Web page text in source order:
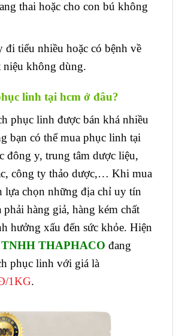
thai hoặc cho con bú không
đi tiểu nhiều hoặc có bệnh về
niệu không dùng.
linh tại hcm ở đâu?
phục linh được bán khá nhiều
bạn có thể mua phục linh tại
đông y, trung tâm dược liệu,
công ty thảo dược,… Khi mua
lựa chọn những địa chỉ uy tín
phải hàng giả, hàng kém chất
hưởng xấu đến sức khỏe. Hiện
TNHH THAPHACO đang
phục linh với giá là
1KG.